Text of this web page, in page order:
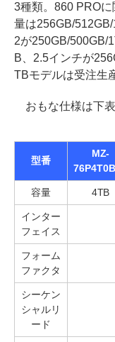
3種類。860 PRO
量は256GB/
2が250GB/500GB/
B、2.5インチが
TBモデルは受注生
おもな仕様は下表
型番
MZ-
容量 4TB
インター
フェイス
フォーム
ファクタ
シーケン
シャルリ
ード